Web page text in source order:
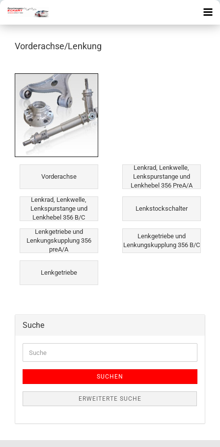
Vorderachse/Lenkung
Vorderachse
Lenkrad, Lenkwelle,
Lenkspurstange und
Lenkhebel 356 PreA/A
Lenkrad, Lenkwelle,
Lenkspurstange und
Lenkhebel 356 B/C
Lenkstockschalter
Lenkgetriebe und
Lenkungskupplung 356
preA/A
Lenkgetriebe und
Lenkungskupplung 356 B/C
Lenkgetriebe
Suche
SUCHEN
ERWEITERTE SUCHE